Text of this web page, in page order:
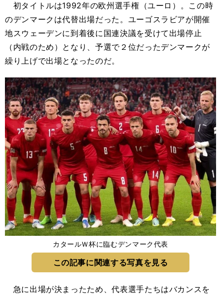
初タイトルは1992年の欧州選手権（ユーロ）。この時
のデンマークは代替出場だった。ユーゴスラビアが開催
地スウェーデンに到着後に国連決議を受けて出場停止
（内戦のため）となり、予選で２位だったデンマークが
繰り上げで出場となったのだ。
カタールＷ杯に臨むデンマーク代表
この記事に関連する写真を見る
急に出場が決まったため、代表選手たちはバカンスを